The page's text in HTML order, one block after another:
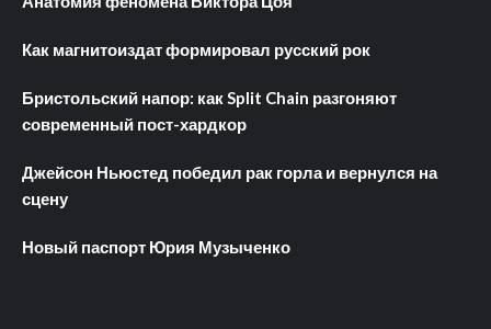
Как магнитоиздат формировал русский рок
Бристольский напор: как Split Chain разгоняют
современный пост-хардкор
Джейсон Ньюстед победил рак горла и вернулся на
сцену
Новый паспорт Юрия Музыченко